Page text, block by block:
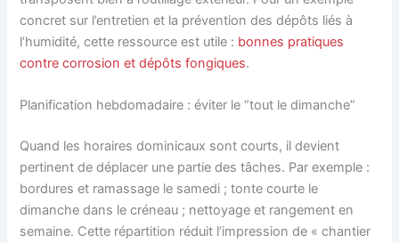
concret sur l’entretien et la prévention des dépôts liés à
l’humidité, cette ressource est utile : bonnes pratiques
contre corrosion et dépôts fongiques.
Planification hebdomadaire : éviter le “tout le dimanche”
Quand les horaires dominicaux sont courts, il devient
pertinent de déplacer une partie des tâches. Par exemple :
bordures et ramassage le samedi ; tonte courte le
dimanche dans le créneau ; nettoyage et rangement en
semaine. Cette répartition réduit l’impression de « chantier